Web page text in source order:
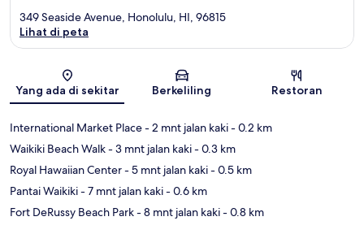
Peta
349 Seaside Avenue, Honolulu, HI, 96815
Lihat di peta
Yang ada di sekitar Berkeliling Restoran
International Market Place- 2 mnt jalan kaki- 0.2 km
Waikiki Beach Walk- 3 mnt jalan kaki- 0.3 km
Royal Hawaiian Center- 5 mnt jalan kaki- 0.5 km
Pantai Waikiki- 7 mnt jalan kaki- 0.6 km
Fort DeRussy Beach Park- 8 mnt jalan kaki- 0.8 km